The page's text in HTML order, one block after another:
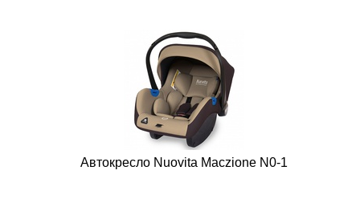
Автокресло Nuovita Maczione N0-1